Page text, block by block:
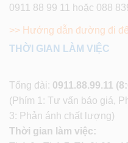
0911 88 99 11 hoặc 088
>> Hướng dẫn đường đi
THỜI GIAN LÀM VIỆC
Tổng đài: 0911.88.99.11
(Phím 1: Tư vấn báo giá,
3: Phản ánh chất lượng)
Thời gian làm việc: